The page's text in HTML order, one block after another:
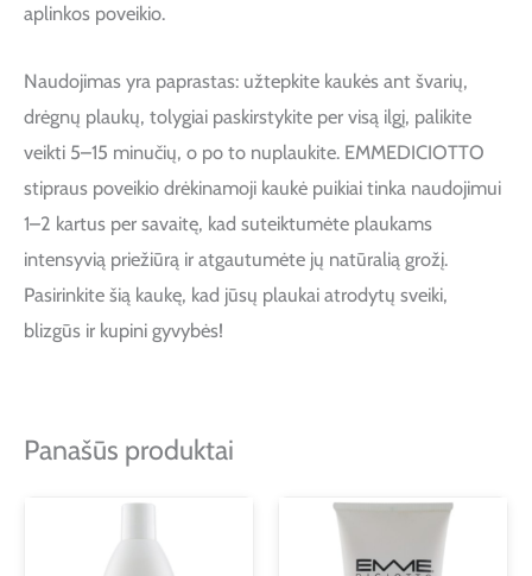
aplinkos poveikio.
Naudojimas yra paprastas: užtepkite kaukės ant švarių,
drėgnų plaukų, tolygiai paskirstykite per visą ilgį, palikite
veikti 5–15 minučių, o po to nuplaukite. EMMEDICIOTTO
stipraus poveikio drėkinamoji kaukė puikiai tinka naudojimui
1–2 kartus per savaitę, kad suteiktumėte plaukams
intensyvią priežiūrą ir atgautumėte jų natūralią grožį.
Pasirinkite šią kaukę, kad jūsų plaukai atrodytų sveiki,
blizgūs ir kupini gyvybės!
Panašūs produktai